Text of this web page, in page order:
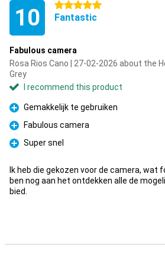
10 5 stars
Fantastic
Fabulous camera
Rosa Rios Cano | 27-02-2026 about the
Grey
I recommend this product
Pro
Gemakkelijk te gebruiken
Pro
Fabulous camera
Pro
Super snel
Ik heb die gekozen voor de camera, wat
ben nog aan het ontdekken alle de
bied.